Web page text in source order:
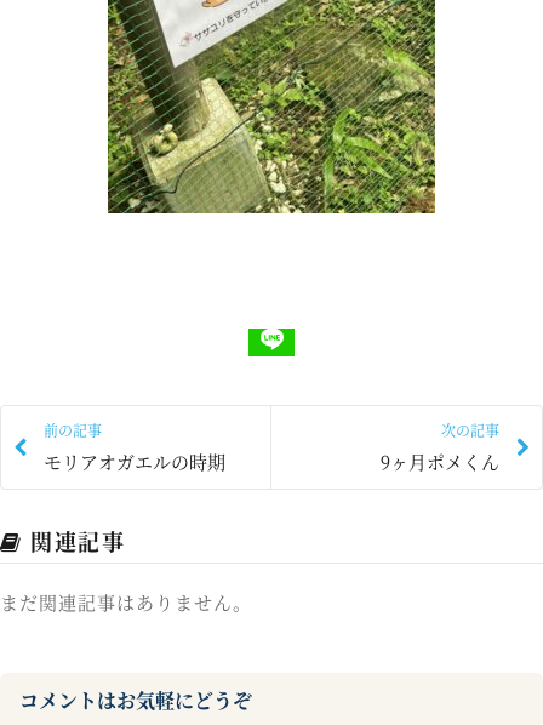
前の記事
モリアオガエルの時期
次の記事
9ヶ月ポメくん
関連記事
まだ関連記事はありません。
コメントはお気軽にどうぞ